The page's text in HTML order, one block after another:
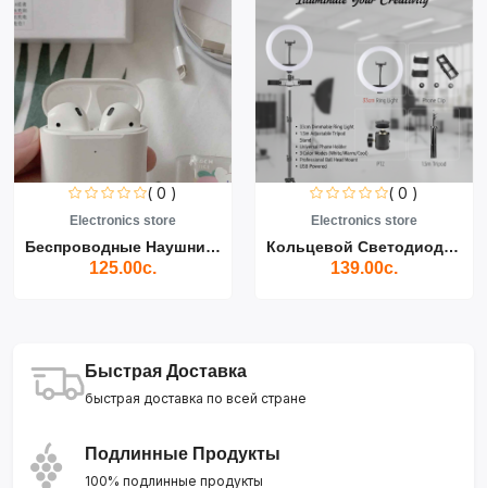
( 0 )
Electronics store
Беспроводные Наушники Air...
125.00с.
( 0 )
Electronics store
Кольцевой Светодиодный Св...
139.00с.
Быстрая Доставка
быстрая доставка по всей стране
Подлинные Продукты
100% подлинные продукты